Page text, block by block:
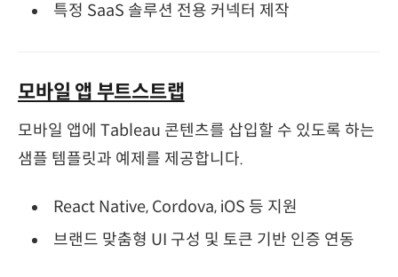
특정 SaaS 솔루션 전용 커넥터 제작
모바일 앱 부트스트랩
모바일 앱에 Tableau 콘텐츠를 삽입할 수 있도록 하는
샘플 템플릿과 예제를 제공합니다.
React Native, Cordova, iOS 등 지원
브랜드 맞춤형 UI 구성 및 토큰 기반 인증 연동